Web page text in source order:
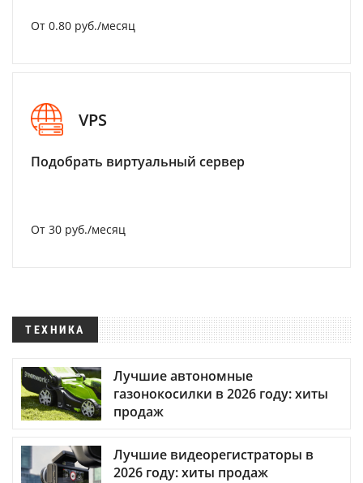
От 0.80 руб./месяц
VPS
Подобрать виртуальный сервер
От 30 руб./месяц
ТЕХНИКА
Лучшие автономные
газонокосилки в 2026 году: хиты
продаж
Лучшие видеорегистраторы в
2026 году: хиты продаж